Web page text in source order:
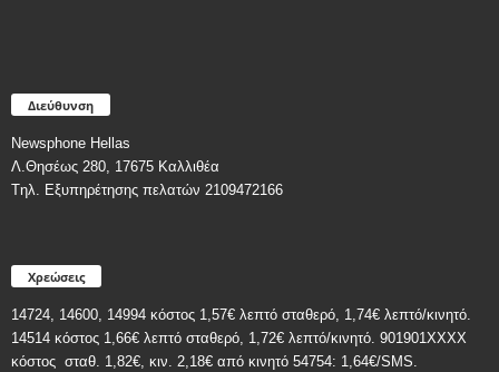
Διεύθυνση
Newsphone Hellas
Λ.Θησέως 280, 17675 Καλλιθέα
Tηλ. Εξυπηρέτησης πελατών 2109472166
Χρεώσεις
14724, 14600, 14994 κόστος 1,57€ λεπτό σταθερό, 1,74€ λεπτό/κινητό.
14514 κόστος 1,66€ λεπτό σταθερό, 1,72€ λεπτό/κινητό. 901901ΧΧΧΧ
κόστος σταθ. 1,82€, κιν. 2,18€ από κινητό 54754: 1,64€/SMS.